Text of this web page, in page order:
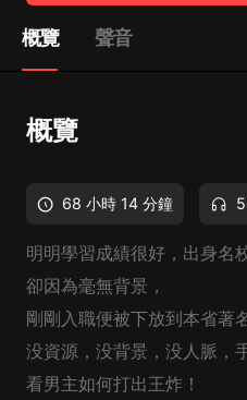
概覽 聲音
概覽
68 小時 14 分鐘
明明學習成績很好，出身名
卻因為毫無背景，
剛剛入職便被下放到本省著
没資源，没背景，没人脈，
看男主如何打出王炸！